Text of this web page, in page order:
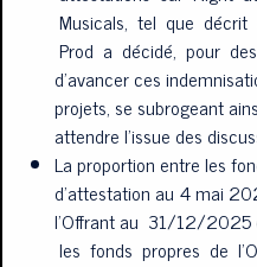
SIMULATION
Musicals, tel que
Prod a décidé, pour
d’avancer ces
projets, se subrogeant
attendre l’issue des
La proportion entre les
d’attestation au 4 mai
l’Offrant au 31/12/2025
les fonds propres de